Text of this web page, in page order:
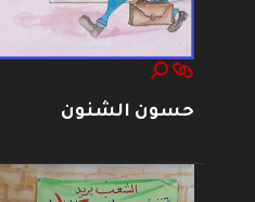
حسون الشنون